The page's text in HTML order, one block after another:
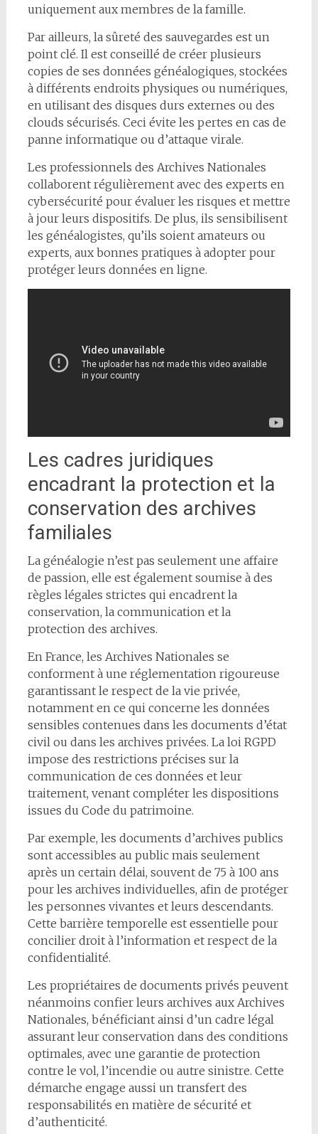
uniquement aux membres de la famille.
Par ailleurs, la sûreté des sauvegardes est un
point clé. Il est conseillé de créer plusieurs
copies de ses données généalogiques, stockées
à différents endroits physiques ou numériques,
en utilisant des disques durs externes ou des
clouds sécurisés. Ceci évite les pertes en cas de
panne informatique ou d’attaque virale.
Les professionnels des Archives Nationales
collaborent régulièrement avec des experts en
cybersécurité pour évaluer les risques et mettre
à jour leurs dispositifs. De plus, ils sensibilisent
les généalogistes, qu’ils soient amateurs ou
experts, aux bonnes pratiques à adopter pour
protéger leurs données en ligne.
Les cadres juridiques
encadrant la protection et la
conservation des archives
familiales
La généalogie n’est pas seulement une affaire
de passion, elle est également soumise à des
règles légales strictes qui encadrent la
conservation, la communication et la
protection des archives.
En France, les Archives Nationales se
conforment à une réglementation rigoureuse
garantissant le respect de la vie privée,
notamment en ce qui concerne les données
sensibles contenues dans les documents d’état
civil ou dans les archives privées. La loi RGPD
impose des restrictions précises sur la
communication de ces données et leur
traitement, venant compléter les dispositions
issues du Code du patrimoine.
Par exemple, les documents d’archives publics
sont accessibles au public mais seulement
après un certain délai, souvent de 75 à 100 ans
pour les archives individuelles, afin de protéger
les personnes vivantes et leurs descendants.
Cette barrière temporelle est essentielle pour
concilier droit à l’information et respect de la
confidentialité.
Les propriétaires de documents privés peuvent
néanmoins confier leurs archives aux Archives
Nationales, bénéficiant ainsi d’un cadre légal
assurant leur conservation dans des conditions
optimales, avec une garantie de protection
contre le vol, l’incendie ou autre sinistre. Cette
démarche engage aussi un transfert des
responsabilités en matière de sécurité et
d’authenticité.